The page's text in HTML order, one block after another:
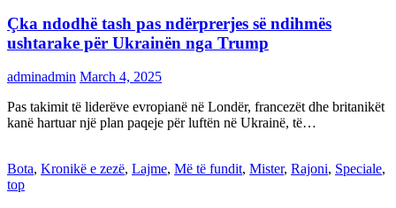
Çka ndodhë tash pas ndërprerjes së ndihmës
ushtarake për Ukrainën nga Trump
adminadmin March 4, 2025
Pas takimit të liderëve evropianë në Londër, francezët dhe britanikët
kanë hartuar një plan paqeje për luftën në Ukrainë, të…
Bota, Kronikë e zezë, Lajme, Më të fundit, Mister, Rajoni, Speciale,
top